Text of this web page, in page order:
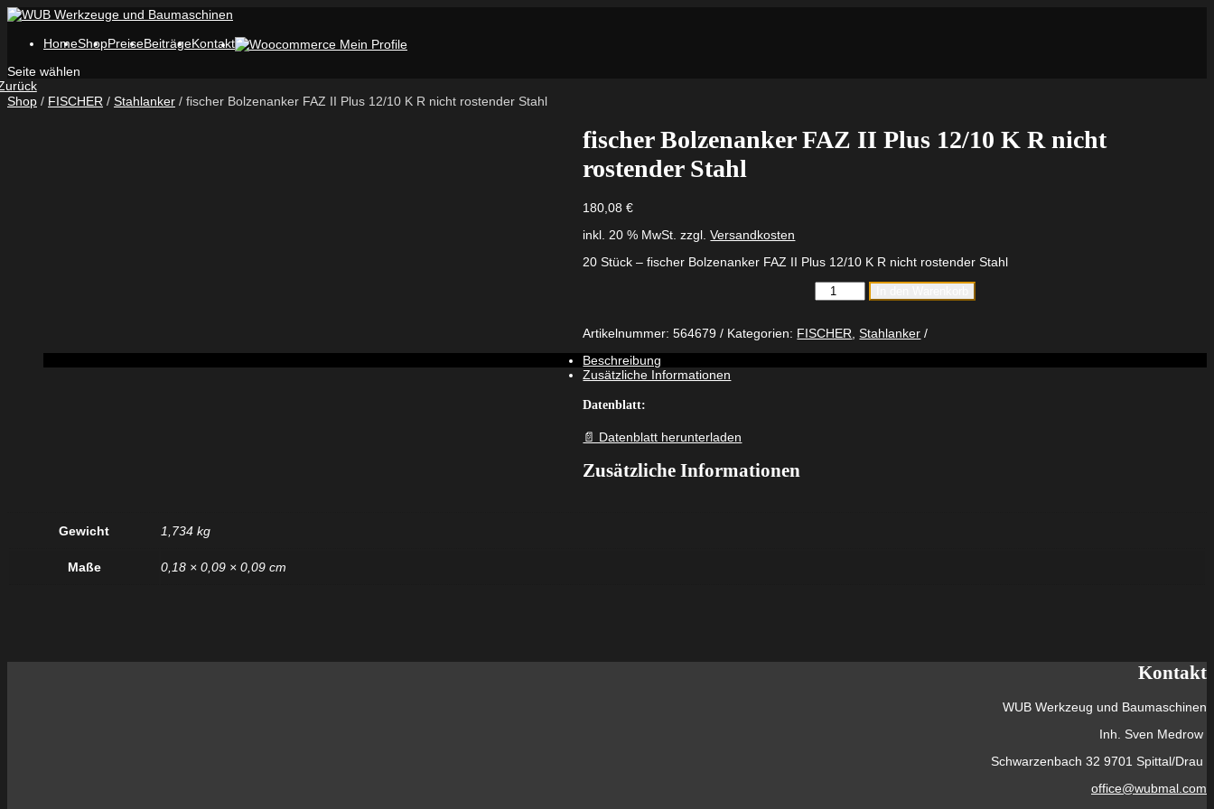
HomeShopPreiseBeiträgeKontakt
Seite wählen
Shop / FISCHER / Stahlanker / fischer Bolzenanker FAZ II Plus 12/10 K R nicht rostender Stahl
fischer Bolzenanker FAZ II Plus 12/10 K R nicht
rostender Stahl
180,08€
inkl. 20 % MwSt. zzgl.Versandkosten
20 Stück – fischer Bolzenanker FAZ II Plus 12/10 K R nicht rostender Stahl
fischer
Bolzenanker
II
Artikelnummer:564679 Kategorien: FISCHER ,Stahlanker
Beschreibung
Zusätzliche Informationen
Datenblatt:
📄 Datenblatt herunterladen
Zusätzliche Informationen
Gewicht 1,734 kg
Maße 0,18 × 0,09 × 0,09 cm
Kontakt
WUB Werkzeug und Baumaschinen
Inh. Sven Medrow
Schwarzenbach 32 9701 Spittal/Drau
office@wubmal.com